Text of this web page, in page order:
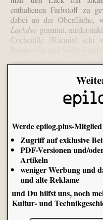
enthaltenen Farbstoff zu
dabei an der Oberfläche,
Lackdye genannt,
Cochenille (Karmin) sehr
Werde epilog.plus-
Zugriff auf exklusive
PDF-Versionen und/
Artikeln
weniger Werbung und
und alte Reklame
und Du hilfst uns, noch
Kultur- und